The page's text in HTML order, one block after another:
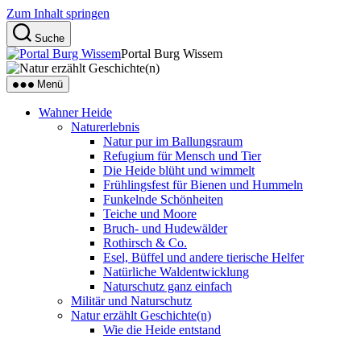
Zum Inhalt springen
Suche
Portal Burg Wissem
Menü
Wahner Heide
Naturerlebnis
Natur pur im Ballungsraum
Refugium für Mensch und Tier
Die Heide blüht und wimmelt
Frühlingsfest für Bienen und Hummeln
Funkelnde Schönheiten
Teiche und Moore
Bruch- und Hudewälder
Rothirsch & Co.
Esel, Büffel und andere tierische Helfer
Natürliche Waldentwicklung
Naturschutz ganz einfach
Militär und Naturschutz
Natur erzählt Geschichte(n)
Wie die Heide entstand